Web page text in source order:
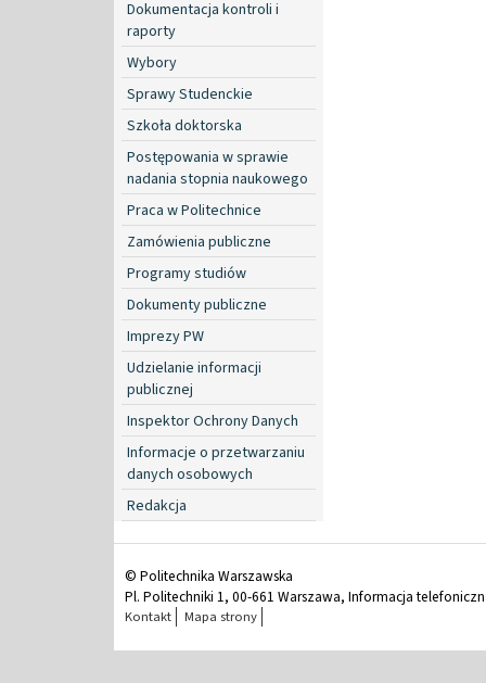
Dokumentacja kontroli i
raporty
Wybory
Sprawy Studenckie
Szkoła doktorska
Postępowania w sprawie
nadania stopnia naukowego
Praca w Politechnice
Zamówienia publiczne
Programy studiów
Dokumenty publiczne
Imprezy PW
Udzielanie informacji
publicznej
Inspektor Ochrony Danych
Informacje o przetwarzaniu
danych osobowych
Redakcja
© Politechnika Warszawska
Pl. Politechniki 1, 00-661 Warszawa, Informacja
Kontakt Mapa strony